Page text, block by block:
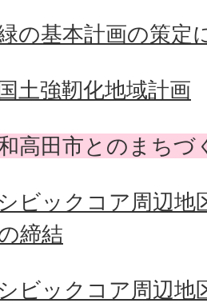
の基本計画の策定
土強靭化地域計画
高田市とのまちづ
ビックコア周辺
締結
ビックコア周辺地